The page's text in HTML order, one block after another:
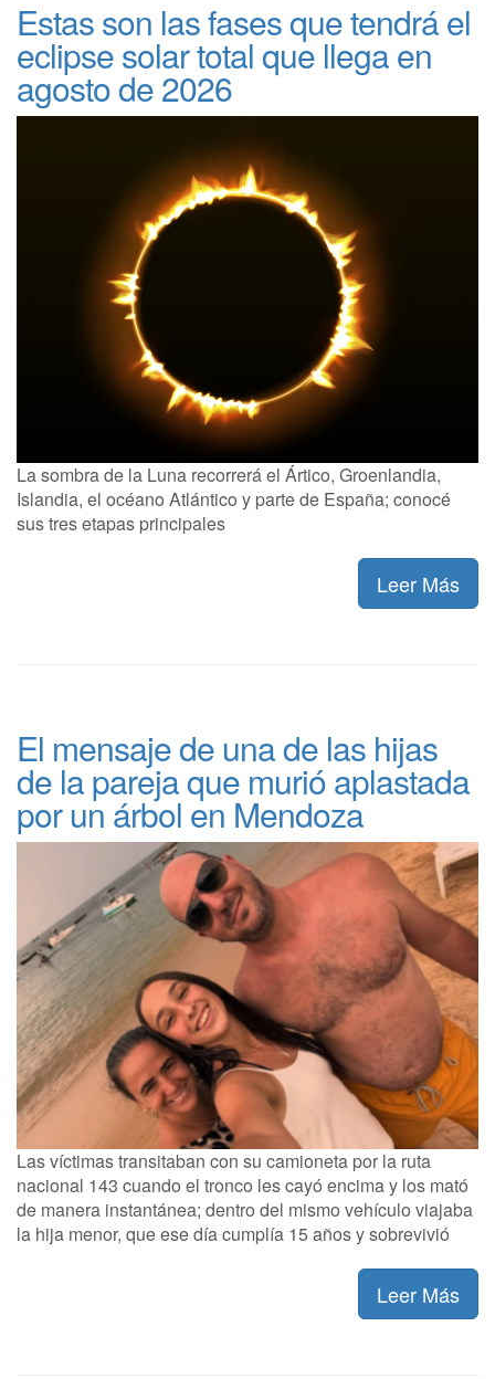
Estas son las fases que tendrá el
eclipse solar total que llega en
agosto de 2026
La sombra de la Luna recorrerá el Ártico, Groenlandia,
Islandia, el océano Atlántico y parte de España; conocé
sus tres etapas principales
Leer Más
El mensaje de una de las hijas
de la pareja que murió aplastada
por un árbol en Mendoza
Las víctimas transitaban con su camioneta por la ruta
nacional 143 cuando el tronco les cayó encima y los mató
de manera instantánea; dentro del mismo vehículo viajaba
la hija menor, que ese día cumplía 15 años y sobrevivió
Leer Más